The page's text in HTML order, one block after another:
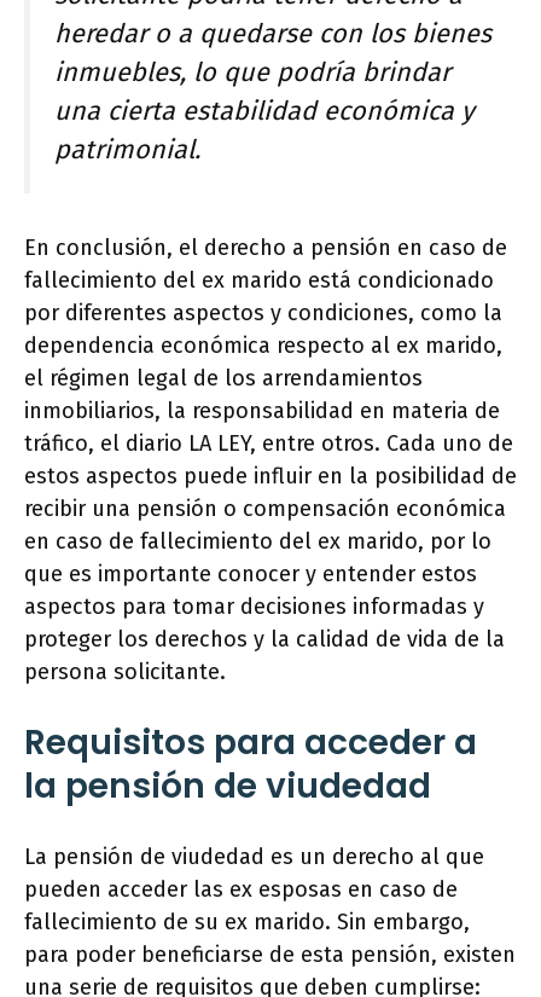
heredar o a quedarse con los bienes
inmuebles, lo que podría brindar
una cierta estabilidad económica y
patrimonial.
En conclusión, el derecho a pensión en caso de
fallecimiento del ex marido está condicionado
por diferentes aspectos y condiciones, como la
dependencia económica respecto al ex marido,
el régimen legal de los arrendamientos
inmobiliarios, la responsabilidad en materia de
tráfico, el diario LA LEY, entre otros. Cada uno de
estos aspectos puede influir en la posibilidad de
recibir una pensión o compensación económica
en caso de fallecimiento del ex marido, por lo
que es importante conocer y entender estos
aspectos para tomar decisiones informadas y
proteger los derechos y la calidad de vida de la
persona solicitante.
Requisitos para acceder a
la pensión de viudedad
La pensión de viudedad es un derecho al que
pueden acceder las ex esposas en caso de
fallecimiento de su ex marido. Sin embargo,
para poder beneficiarse de esta pensión, existen
una serie de requisitos que deben cumplirse: